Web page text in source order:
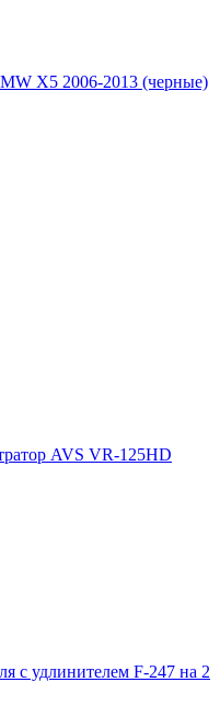
X5 2006-2013 (черные)
AVS VR-125HD